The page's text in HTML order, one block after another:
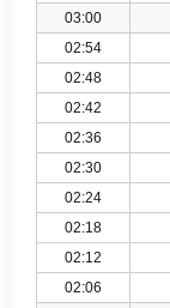
03:00
02:54
02:48
02:42
02:36
02:30
02:24
02:18
02:12
02:06